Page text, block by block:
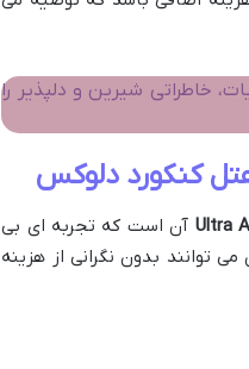
خاطراتی شیرین و دلپذیر را
Ultra آن است که تجربه ای بی
توانند بدون نگرانی از هزینه